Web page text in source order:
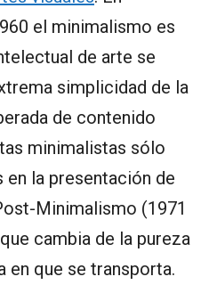
el minimalismo es
de arte se
simplicidad de la
de contenido
minimalistas sólo
en la presentación de
Minimalismo (1971
cambia de la pureza
en que se transporta.